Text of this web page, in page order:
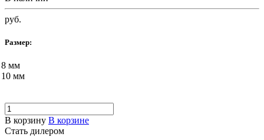
руб.
Размер:
8 мм
10 мм
В корзину В корзине
Стать дилером